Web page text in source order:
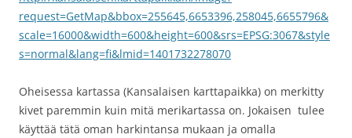
request=GetMap&bbox=255645,6653396,258045,6655796&
scale=16000&width=600&height=600&srs=EPSG:3067&style
s=normal&lang=fi&lmid=1401732278070
Oheisessa kartassa (Kansalaisen karttapaikka) on merkitty
kivet paremmin kuin mitä merikartassa on. Jokaisen tulee
käyttää tätä oman harkintansa mukaan ja omalla